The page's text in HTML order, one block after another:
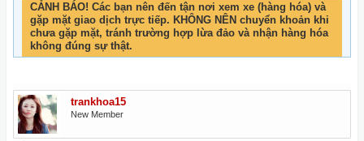
CẢNH BÁO! Các bạn nên đến tận nơi xem xe (hàng hóa) và
gặp mặt giao dịch trực tiếp. KHÔNG NÊN chuyển khoản khi
chưa gặp mặt, tránh trường hợp lừa đảo và nhận hàng hóa
không đúng sự thật.
trankhoa15
New Member